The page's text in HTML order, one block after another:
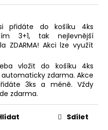
si přidáte do košíku 4ks
3+1, tak nejlevnější
ZDARMA! Akci lze využít
vložit do košíku 4ks
zdarma. Akce
3ks a méně. Vždy
zdarma.
Sdílet